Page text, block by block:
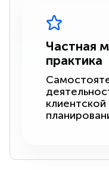
Частная
практика
клиентской